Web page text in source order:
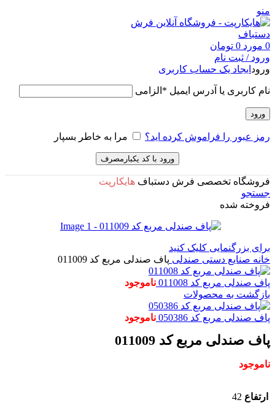
منو
0 مورد 0 تومان
ورود / ثبت نام
ورود ایجاد یک حساب کاربری
نام کاربری یا آدرس ایمیل * الزامی
ورود
رمز عبور را فراموش کرده اید؟ مرا به خاطر بسپار
ورود با کد یکبارمصرف
فروشگاه تخصصی فرش دستباف هایکارپت
جستجو
فروخته شده
برای بزرگنمایی کلیک کنید
خانه صنایع دستی صندلی پاف صندلی مربع کد 011009
پاف صندلی مربع کد 011008
ناموجود
بازگشت به محصولات
پاف صندلی مربع کد 050386 ناموجود
پاف صندلی مربع کد 011009
ناموجود
ارتفاع 42